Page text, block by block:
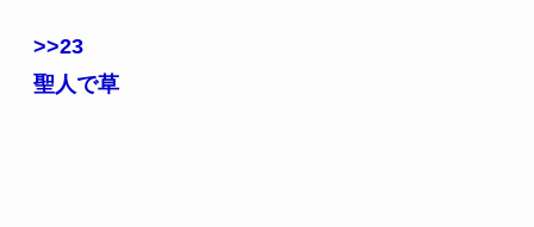
>>23
聖人で草